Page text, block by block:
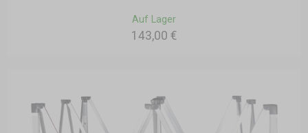
Auf Lager
143,00 €